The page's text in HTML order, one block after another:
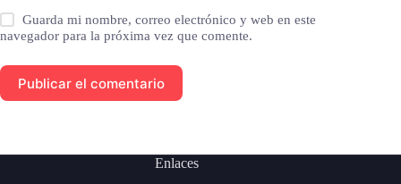
Guarda mi nombre, correo electrónico y web en este
navegador para la próxima vez que comente.
Publicar el comentario
Enlaces